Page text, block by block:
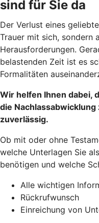
sind für Sie da
Der Verlust eines
Trauer mit sich, sondern
Herausforderungen.
belastenden Zeit ist es
Formalitäten
Wir helfen Ihnen dabei,
die
zuverlässig.
Ob mit oder ohne
welche Unterlagen Sie
benötigen und welche
Alle wichtigen
Rückrufwunsch
Einreichung von